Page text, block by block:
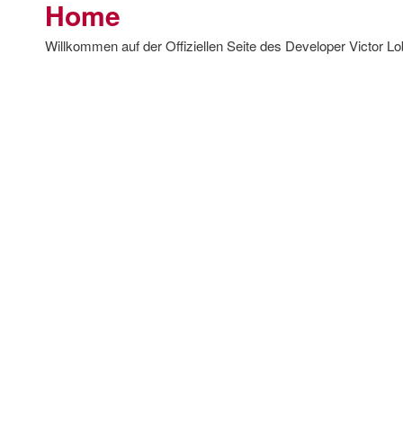
Home
Willkommen auf der Offiziellen Seite des Developer Victor